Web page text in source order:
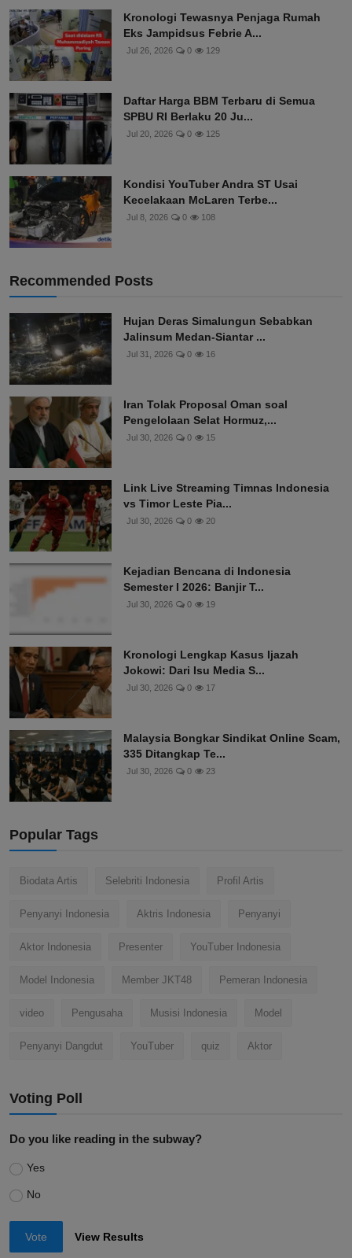
Kronologi Tewasnya Penjaga Rumah
Eks Jampidsus Febrie A...
Jul 26, 2026 0 129
Daftar Harga BBM Terbaru di Semua
SPBU RI Berlaku 20 Ju...
Jul 20, 2026 0 125
Kondisi YouTuber Andra ST Usai
Kecelakaan McLaren Terbe...
Jul 8, 2026 0 108
Recommended Posts
Hujan Deras Simalungun Sebabkan
Jalinsum Medan-Siantar ...
Jul 31, 2026 0 16
Iran Tolak Proposal Oman soal
Pengelolaan Selat Hormuz,...
Jul 30, 2026 0 15
Link Live Streaming Timnas Indonesia
vs Timor Leste Pia...
Jul 30, 2026 0 20
Kejadian Bencana di Indonesia
Semester I 2026: Banjir T...
Jul 30, 2026 0 19
Kronologi Lengkap Kasus Ijazah
Jokowi: Dari Isu Media S...
Jul 30, 2026 0 17
Malaysia Bongkar Sindikat Online Scam,
335 Ditangkap Te...
Jul 30, 2026 0 23
Popular Tags
Biodata Artis Selebriti Indonesia Profil Artis
Penyanyi Indonesia Aktris Indonesia Penyanyi
Aktor Indonesia Presenter YouTuber Indonesia
Model Indonesia Member JKT48 Pemeran Indonesia
video Pengusaha Musisi Indonesia Model
Penyanyi Dangdut YouTuber quiz Aktor
Voting Poll
Do you like reading in the subway?
Yes
No
Vote View Results